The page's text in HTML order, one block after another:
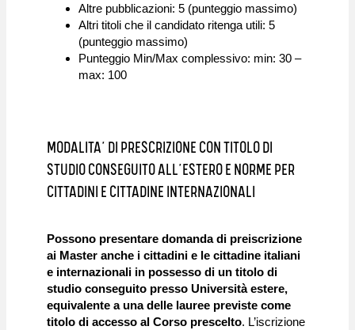
Altre pubblicazioni: 5 (punteggio massimo)
Altri titoli che il candidato ritenga utili: 5
(punteggio massimo)
Punteggio Min/Max complessivo: min: 30 –
max: 100
MODALITA’ DI PRESCRIZIONE CON TITOLO DI
STUDIO CONSEGUITO ALL’ESTERO E NORME PER
CITTADINI E CITTADINE INTERNAZIONALI
Possono presentare domanda di preiscrizione
ai Master anche i cittadini e le cittadine italiani
e internazionali in possesso di un titolo di
studio conseguito presso Università estere,
equivalente a una delle lauree previste come
titolo di accesso al Corso prescelto. L’iscrizione